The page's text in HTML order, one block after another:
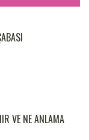
VE NE ANLAMA